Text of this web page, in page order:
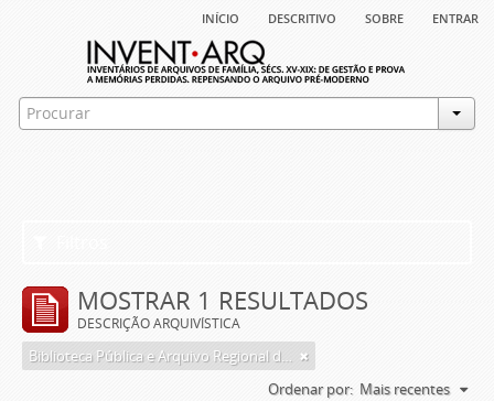
início descritivo sobre entrar
MOSTRAR 1 RESULTADOS
DESCRIÇÃO ARQUIVÍSTICA
Biblioteca Pública e Arquivo Regional de Ponta Delgada
Ordenar por: Mais recentes